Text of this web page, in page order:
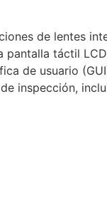
de lentes
táctil
de usuario
inspección,